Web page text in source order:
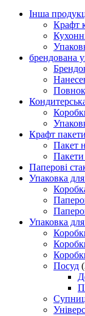
Інша
Крафт
брендована
Крафт пакети
Пакет
Паперові
Упаковка
Упаковка
Посуд